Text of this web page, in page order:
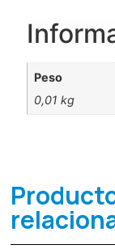
Peso
0,01 kg